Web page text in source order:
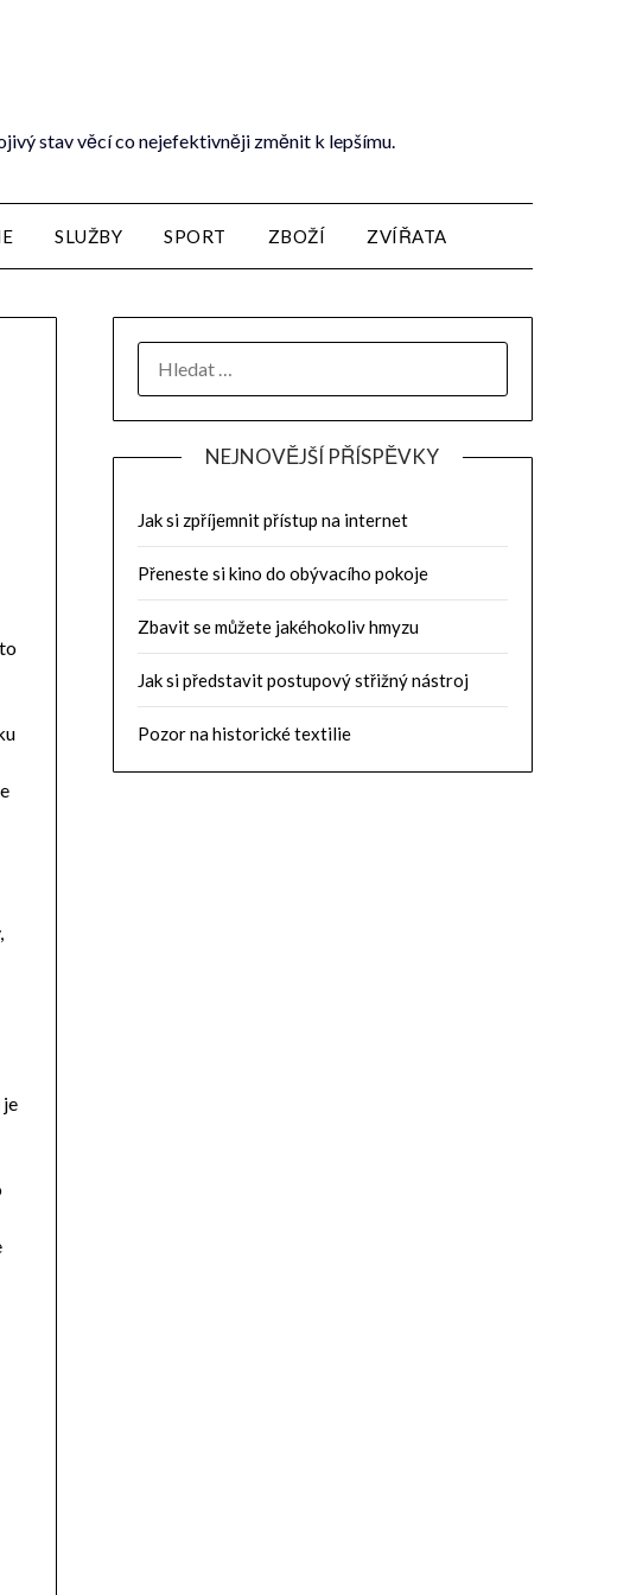
stav věcí co nejefektivněji změnit k lepšímu.
SLUŽBY SPORT ZBOŽÍ ZVÍŘATA
je
NEJNOVĚJŠÍ PŘÍSPĚVKY
Jak si zpříjemnit přístup na internet
Přeneste si kino do obývacího pokoje
Zbavit se můžete jakéhokoliv hmyzu
Jak si představit postupový střižný nástroj
Pozor na historické textilie